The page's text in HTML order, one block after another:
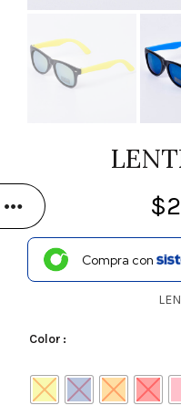
$
Compra con
Color